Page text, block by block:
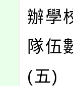
辦學
隊伍
(五)